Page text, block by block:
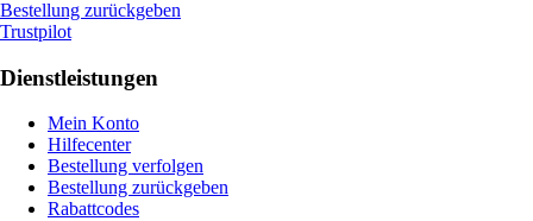
Bestellung zurückgeben
Trustpilot
Dienstleistungen
Mein Konto
Hilfecenter
Bestellung verfolgen
Bestellung zurückgeben
Rabattcodes